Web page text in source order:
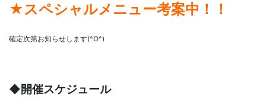
★スペシャルメニュー考案中！！
確定次第お知らせします(^O^)
◆開催スケジュール